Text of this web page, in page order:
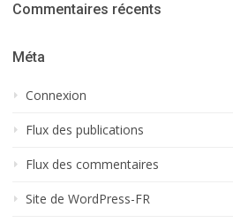
Commentaires récents
Méta
Connexion
Flux des publications
Flux des commentaires
Site de WordPress-FR